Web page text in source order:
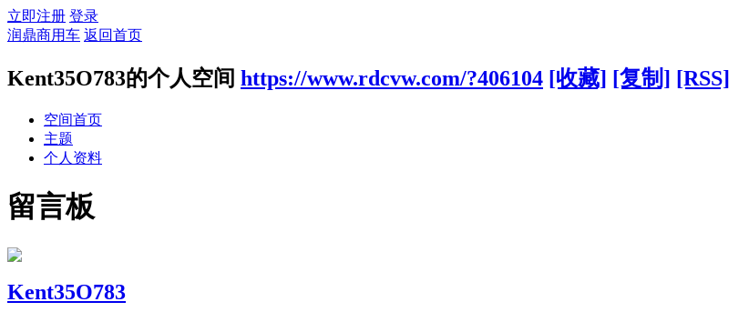
立即注册 登录
润鼎商用车 返回首页
Kent35O783的个人空间 https://www.rdcvw.com/?406104 [收藏] [复制] [RSS]
空间首页
主题
个人资料
留言板
Kent35O783